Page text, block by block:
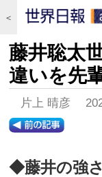
＜
藤井聡太
違いを先
片上 晴彦
◆藤井の強